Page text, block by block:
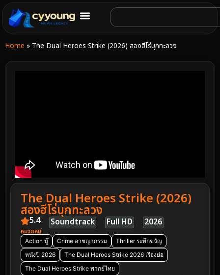
Home » The Dual Heroes Strike (2026) สองฮีโร่บุกทะลวง
The Dual Heroes Strike (2026)
สองฮีโร่บุกทะลวง
5.4 Soundtrack Full HD 2026
หมวดหมู่
Action บู๊ Crime อาชญากรรม
Thriller ระทึกขวัญ
หนังปี 2026
The Dual Heroes Strike 2026 เรื่องย่อ
The Dual Heroes Strike พากย์ไทย